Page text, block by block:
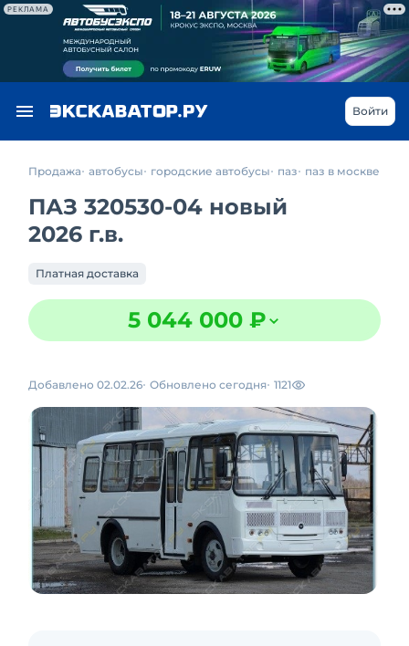
РЕКЛАМА
Войти
Продажа автобусы городские автобусы паз паз в москве
ПАЗ 320530-04 новый
2026 г.в.
Платная доставка
5 044 000 ₽
Добавлено 02.02.26 Обновлено сегодня 1121